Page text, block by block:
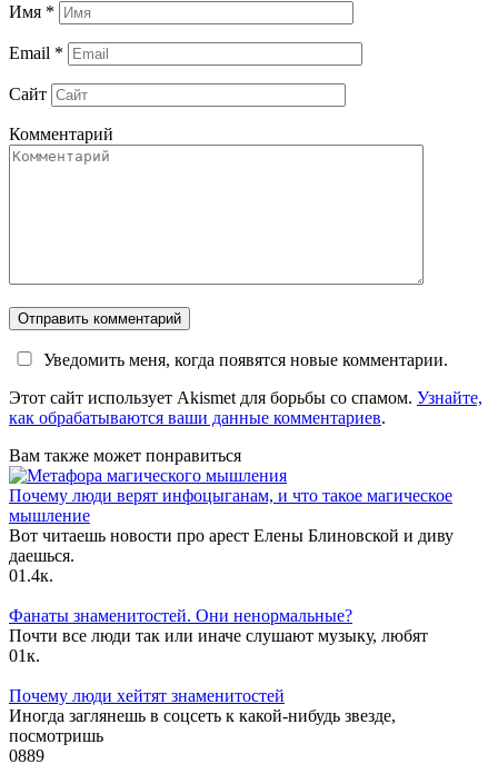
Имя *
Email *
Сайт
Комментарий
Уведомить меня, когда появятся новые комментарии.
Этот сайт использует Akismet для борьбы со спамом. Узнайте,
как обрабатываются ваши данные комментариев.
Вам также может понравиться
Почему люди верят инфоцыганам, и что такое магическое
мышление
Вот читаешь новости про арест Елены Блиновской и диву
даешься.
01.4к.
Фанаты знаменитостей. Они ненормальные?
Почти все люди так или иначе слушают музыку, любят
01к.
Почему люди хейтят знаменитостей
Иногда заглянешь в соцсеть к какой-нибудь звезде,
посмотришь
0889